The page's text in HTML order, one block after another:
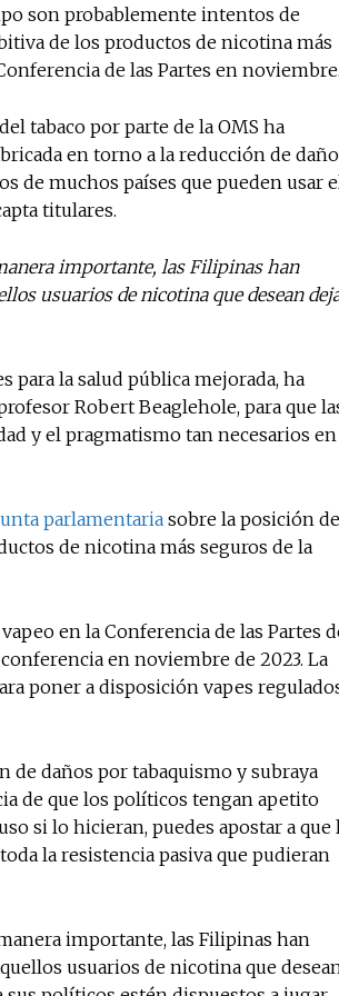
son probablemente intentos de
de los productos de nicotina más
de las Partes en noviembre.
tabaco por parte de la OMS ha
en torno a la reducción de
de muchos países que pueden usar
titulares.
importante, las Filipinas han
usuarios de nicotina que desean
para la salud pública mejorada, ha
Robert Beaglehole, para que
y el pragmatismo tan necesarios en
parlamentariasobre la posición
de nicotina más seguros de la
en la Conferencia de las Partes
en noviembre de 2023. La
poner a disposición vapes
de daños por tabaquismo y subraya
de que los políticos tengan apetito
si lo hicieran, puedes apostar a que
la resistencia pasiva que pudieran
importante, las Filipinas han
usuarios de nicotina que